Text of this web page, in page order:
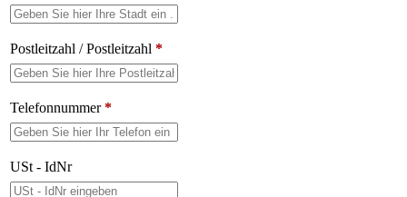
Postleitzahl / Postleitzahl *
Telefonnummer*
USt - IdNr